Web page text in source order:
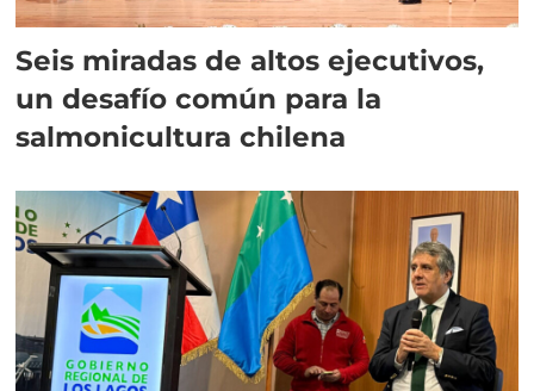
Seis miradas de altos ejecutivos,
un desafío común para la
salmonicultura chilena